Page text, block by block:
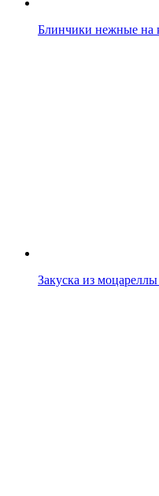
Блинчики нежные на
Закуска из